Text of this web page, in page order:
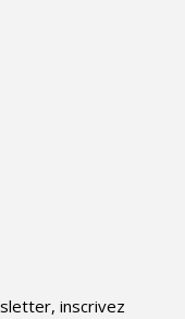
inscrivez